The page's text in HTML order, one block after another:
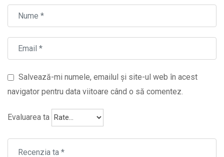
Salvează-mi numele, emailul și site-ul web în acest
navigator pentru data viitoare când o să comentez.
Evaluarea ta